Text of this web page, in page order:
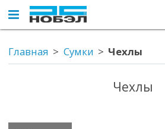
Главная Сумки Чехлы
Чехлы